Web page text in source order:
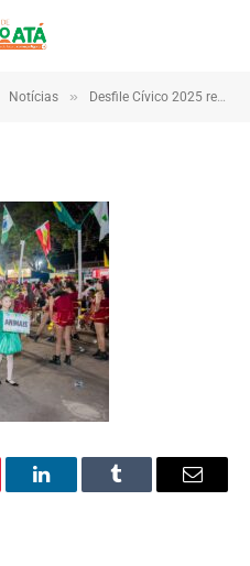
Notícias » Desfile Cívico 2025 reúne escolas e comunidades em Coroatá
LinkedInTumblr Email